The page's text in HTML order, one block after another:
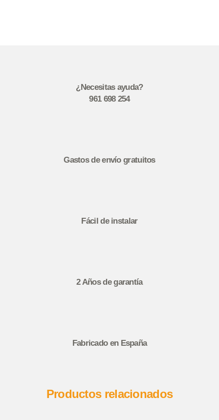
¿Necesitas ayuda?
961 698 254
Gastos de envío gratuitos
Fácil de instalar
2 Años de garantía
Fabricado en España
Productos relacionados